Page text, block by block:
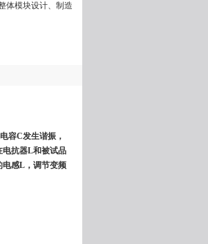
体模块设计、制造
容C发生谐振，
电抗器L和被试品
电感L，调节变频